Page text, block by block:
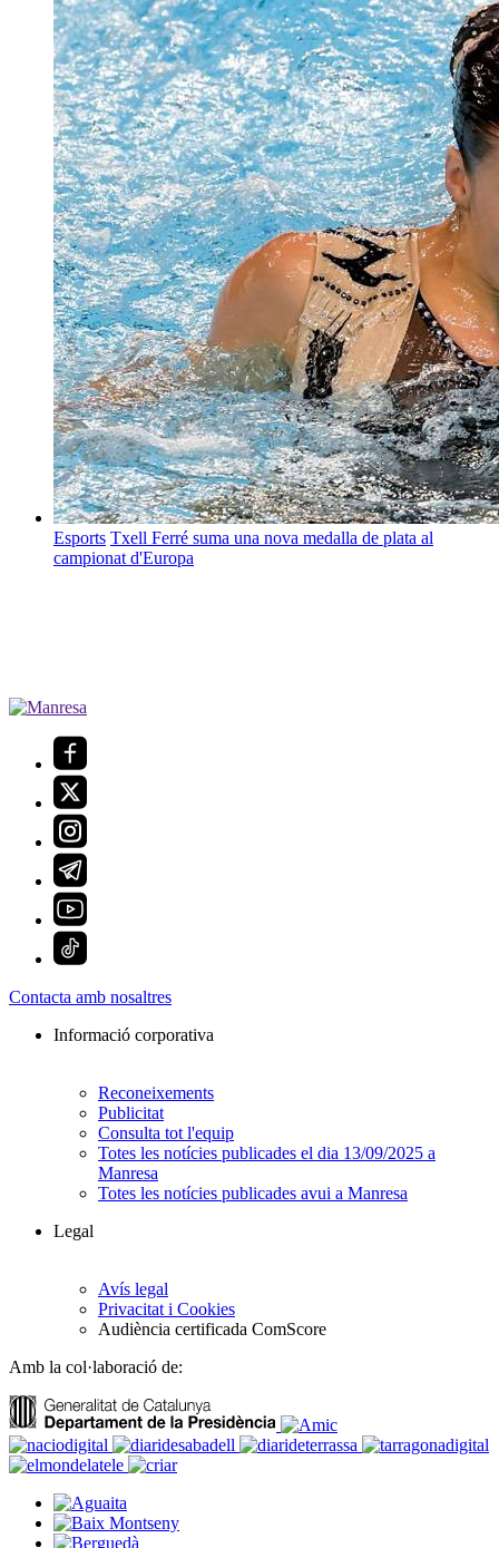
Esports Txell Ferré suma una nova medalla de plata al
campionat d'Europa
Contacta amb nosaltres
Informació corporativa
Reconeixements
Publicitat
Consulta tot l'equip
Totes les notícies publicades el dia 13/09/2025 a
Manresa
Totes les notícies publicades avui a Manresa
Legal
Avís legal
Privacitat i Cookies
Audiència certificada ComScore
Amb la col·laboració de: